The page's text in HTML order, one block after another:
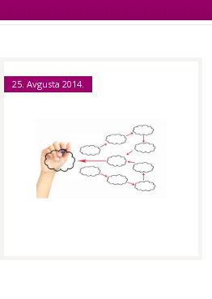
25. Avgusta 2014.